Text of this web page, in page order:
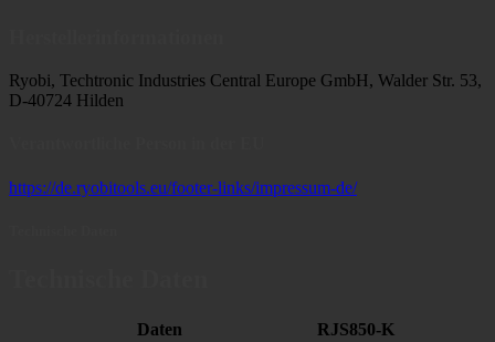
Ryobi, Techtronic Industries Central Europe GmbH, Walder Str. 53,
D-40724 Hilden
https://de.ryobitools.eu/footer-links/impressum-de/
Daten
RJS850-K